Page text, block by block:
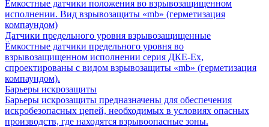
Емкостные датчики положения во взрывозащищенном
исполнении. Вид взрывозащиты «mb» (герметизация
компаундом)
Датчики предельного уровня взрывозащищенные
Ёмкостные датчики предельного уровня во
взрывозащищенном исполнении серия ДКЕ-Ех,
спроектированы с видом взрывозащиты «mb» (герметизация
компаундом).
Барьеры искрозащиты
Барьеры искрозащиты предназначены для обеспечения
искробезопасных цепей, необходимых в условиях опасных
производств, где находятся взрывоопасные зоны.